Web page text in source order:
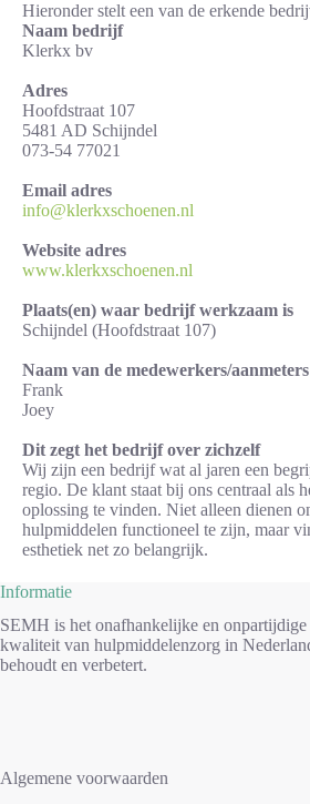
Hieronder stelt een van de erkende
Naam bedrijf
Klerkx bv
Adres
Hoofdstraat 107
5481 AD Schijndel
073-54 77021
Email adres
info@klerkxschoenen.nl
Website adres
www.klerkxschoenen.nl
Plaats(en) waar bedrijf werkzaam is
Schijndel (Hoofdstraat 107)
Naam van de medewerkers/aanmeters
Frank
Joey
Dit zegt het bedrijf over zichzelf
Wij zijn een bedrijf wat al jaren een
regio. De klant staat bij ons centraal als
oplossing te vinden. Niet alleen dienen
hulpmiddelen functioneel te zijn, maar
esthetiek net zo belangrijk.
Informatie
SEMH is het onafhankelijke en
kwaliteit van hulpmiddelenzorg in
behoudt en verbetert.
Algemene voorwaarden